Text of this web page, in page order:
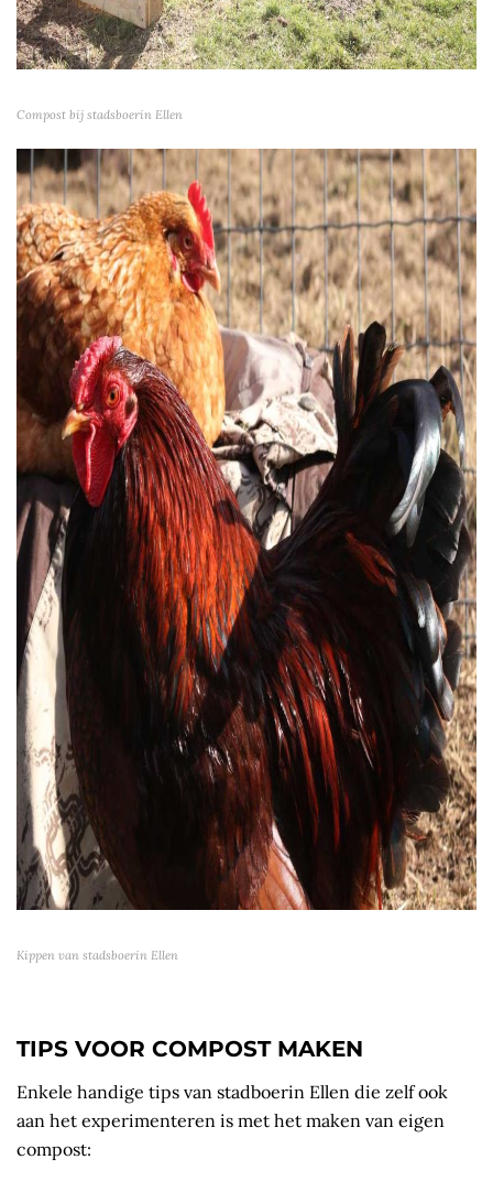
Compost bij stadsboerin Ellen
Kippen van stadsboerin Ellen
TIPS VOOR COMPOST MAKEN
Enkele handige tips van stadboerin Ellen die zelf ook
aan het experimenteren is met het maken van eigen
compost: